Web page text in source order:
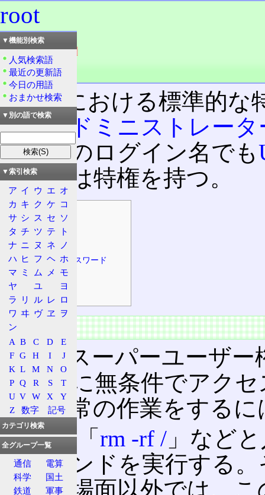
root
読み：ルート
外語：root
発音：rú:t
品詞：名詞
UNIXにおける標準的な
ー、アドミニストレータ
れ以外のログイン名でも
ーザーは特権を持つ。
概要
特徴
デフォルトパスワード
攻撃対象
よくある手
概要
rootはスーパーユーザ
ァイルに無条件でアク
め、通常の作業をする
例えば「rm -rf / 」など
にコマンドを実行する
をする場面以外では、
▼機能別検索
人気検索語
最近の更新語
今日の用語
おまかせ検索
▼別の語で検索
▼索引検索
ア イ ウ エ オ
カ キ ク ケ コ
サ シ ス セ ソ
タ チ ツ テ
ト
ナ ニ ヌ ネ
ノ
ハ ヒ フ ヘ ホ
マ ミ ム メ
モ
ヤ
ユ
ヨ
ラ
リ ル レ ロ
ワ ヰ ヴ ヱ
ヲ
ン
A B C D
E
F G H I
J
K L M N
O
P Q R S
T
U V W X
Y
Z
数字 記号
カテゴリ検索
全グループ一覧
通信
電算
科学
国土
鉄道
軍事